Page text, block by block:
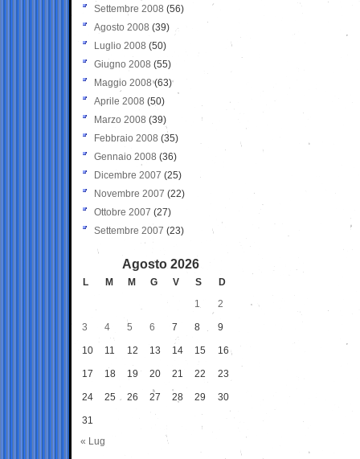
Settembre 2008 (56)
Agosto 2008 (39)
Luglio 2008 (50)
Giugno 2008 (55)
Maggio 2008(63)
Aprile 2008 (50)
Marzo 2008 (39)
Febbraio 2008 (35)
Gennaio 2008 (36)
Dicembre 2007 (25)
Novembre 2007 (22)
Ottobre 2007 (27)
Settembre 2007 (23)
Agosto 2026
L M M G V S
D
1
2
3 4 5 6 7 8 9
10 11 12 13 14 15 16
17 18 19 20 21 22 23
24 25 26 27 28 29 30
31
« Lug